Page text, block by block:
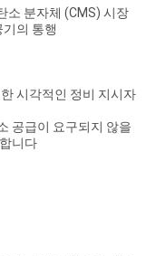
소 분자체 (CMS) 시장
의 통행
시각적인 정비 지시자
공급이 요구되지 않을
니다